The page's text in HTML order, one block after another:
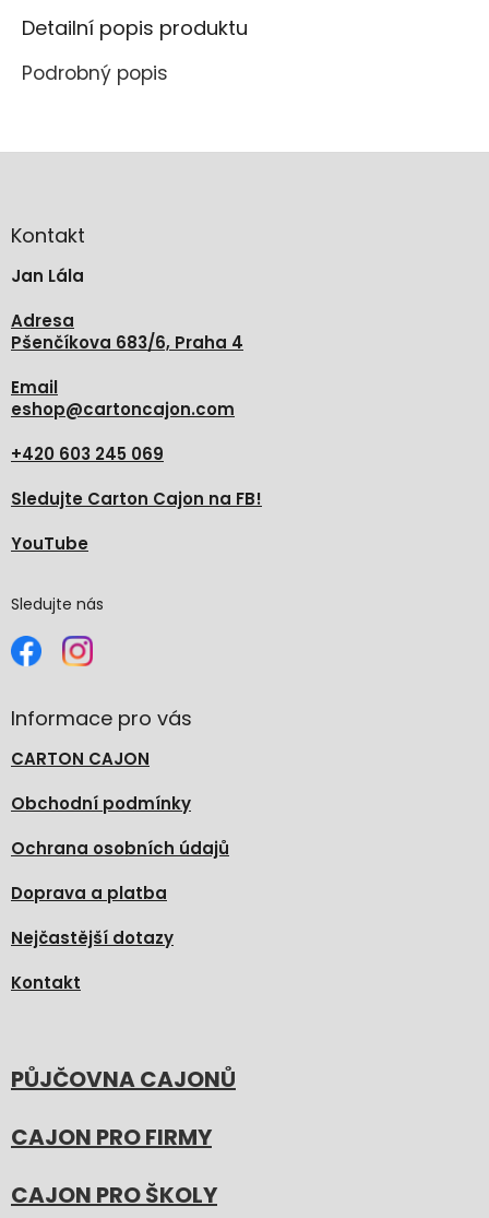
Detailní popis produktu
Podrobný popis
aKontakt
Jan Lála
Adresa
Pšenčíkova 683/6, Praha 4
Email
eshop@cartoncajon.com
+420 603 245 069
Sledujte Carton Cajon na FB!
YouTube
Sledujte nás
Informace pro vás
CARTON CAJON
Obchodní podmínky
Ochrana osobních údajů
Doprava a platba
Nejčastější dotazy
Kontakt
PŮJČOVNA CAJONŮ
CAJON PRO FIRMY
CAJON PRO ŠKOLY